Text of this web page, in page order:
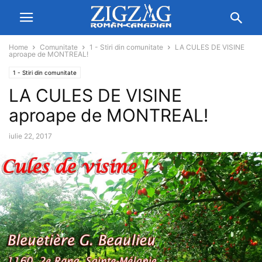
Home Comunitate 1 - Stiri din comunitate
LA CULES DE VISINE
aproape de MONTREAL!
1 - Stiri din comunitate
LA CULES DE VISINE
aproape de MONTREAL!
iulie 22, 2017